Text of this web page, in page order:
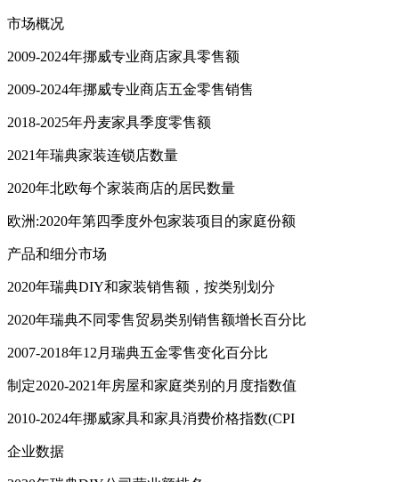
市场概况
2009-2024年挪威专业商店家具零售额
2009-2024年挪威专业商店五金零售销售
2018-2025年丹麦家具季度零售额
2021年瑞典家装连锁店数量
2020年北欧每个家装商店的居民数量
欧洲:2020年第四季度外包家装项目的家庭份额
产品和细分市场
2020年瑞典DIY和家装销售额，按类别划分
2020年瑞典不同零售贸易类别销售额增长百分比
2007-2018年12月瑞典五金零售变化百分比
制定2020-2021年房屋和家庭类别的月度指数值
2010-2024年挪威家具和家具消费价格指数(CPI
企业数据